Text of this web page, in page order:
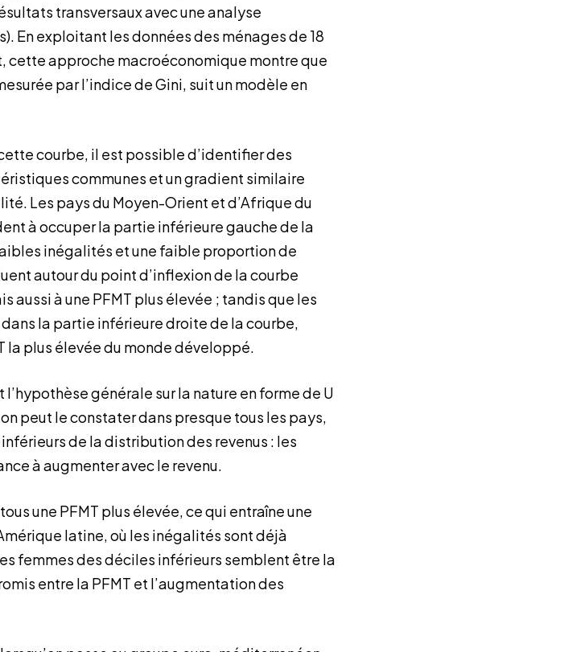
transversaux avec une analyse
En exploitant les données des ménages de 18
approche macroéconomique montre que
par l’indice de Gini, suit un modèle en
courbe, il est possible d’identifier des
communes et un gradient similaire
Les pays du Moyen-Orient et d’Afrique du
à occuper la partie inférieure gauche de la
inégalités et une faible proportion de
autour du point d’inflexion de la courbe
à une PFMT plus élevée ; tandis que les
la partie inférieure droite de la courbe,
la plus élevée du monde développé.
générale sur la nature en forme de U
peut le constater dans presque tous les pays,
de la distribution des revenus : les
à augmenter avec le revenu.
une PFMT plus élevée, ce qui entraîne une
latine, où les inégalités sont déjà
femmes des déciles inférieurs semblent être la
entre la PFMT et l’augmentation des